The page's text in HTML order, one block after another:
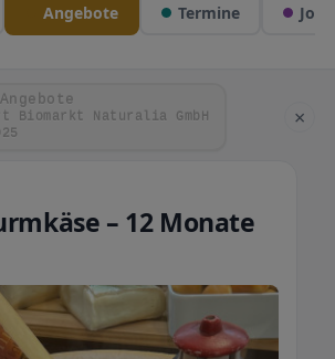
Angebote Termine Jobs
Biomarkt Naturalia GmbH
×
– 12 Monate